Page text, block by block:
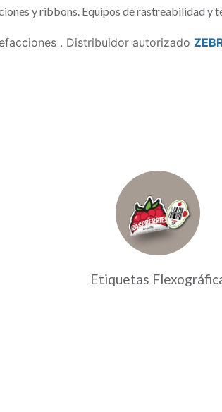
y ribbons. Equipos de rastreabilidad y
. Distribuidor autorizado
Etiquetas